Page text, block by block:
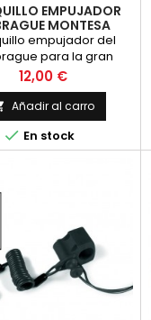
EMPUJADOR
MONTESA
empujador del
para la gran
de versiones de
Realizado en bronc
Precio
12,00 €
Añadir al carro
 En stock